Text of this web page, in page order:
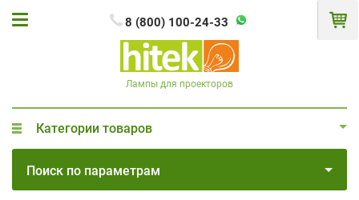
8 (800) 100-24-33
Лампы для проекторов
Категории товаров
Поиск по параметрам